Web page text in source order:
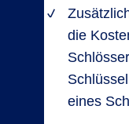
die
eines